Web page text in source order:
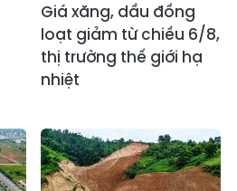
Giá xăng, dầu đồng
loạt giảm từ chiều 6/8,
thị trường thế giới hạ
nhiệt